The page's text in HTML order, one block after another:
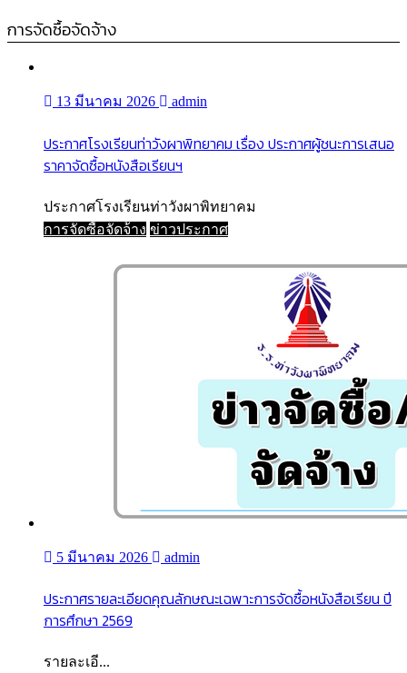
การจัดซื้อจัดจ้าง
13 มีนาคม 2026 admin
ประกาศโรงเรียนท่าวังผาพิทยาคม เรื่อง ประกาศผู้ชนะการเสนอ
ราคาจัดซื้อหนังสือเรียนฯ
ประกาศโรงเรียนท่าวังผาพิทยาคม
การจัดซื้อจัดจ้าง ข่าวประกาศ
5 มีนาคม 2026 admin
ประกาศรายละเอียดคุณลักษณะเฉพาะการจัดซื้อหนังสือเรียน ปี
การศึกษา 2569
รายละเอี...